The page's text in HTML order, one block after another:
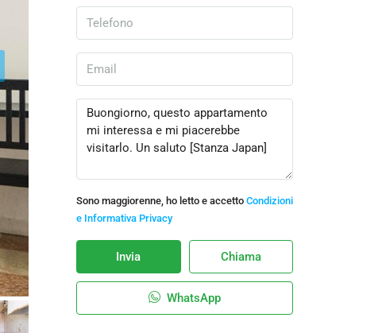
Sono maggiorenne, ho letto e accetto Condizioni
e Informativa Privacy
Invia Chiama
WhatsApp